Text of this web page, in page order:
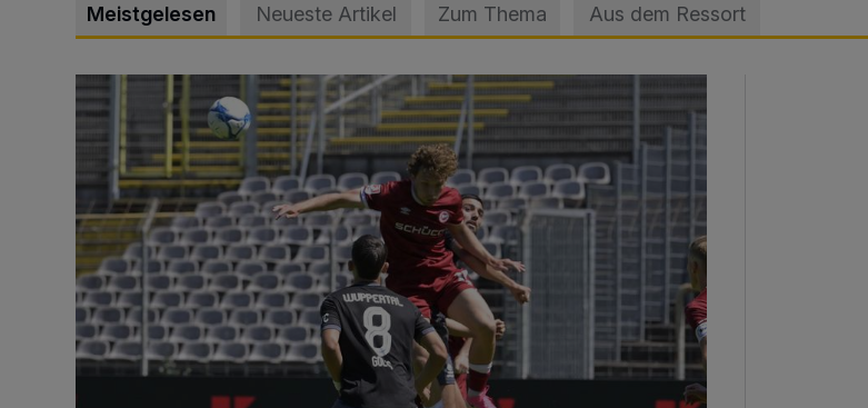
Meistgelesen Neueste Artikel Zum Thema Aus dem Ressort
WSV: Übertragung im Barmer Bahnhof und klare Ansage